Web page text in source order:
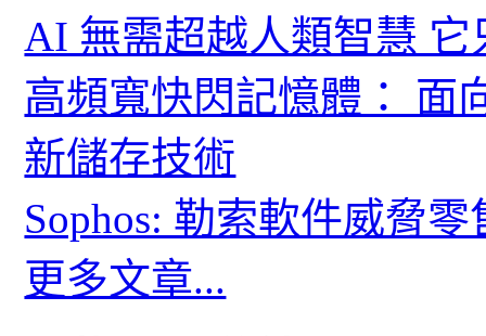
AI 無需超越人類智慧
高頻寬快閃記憶體： 面
新儲存技術
Sophos: 勒索軟件威脅
更多文章...